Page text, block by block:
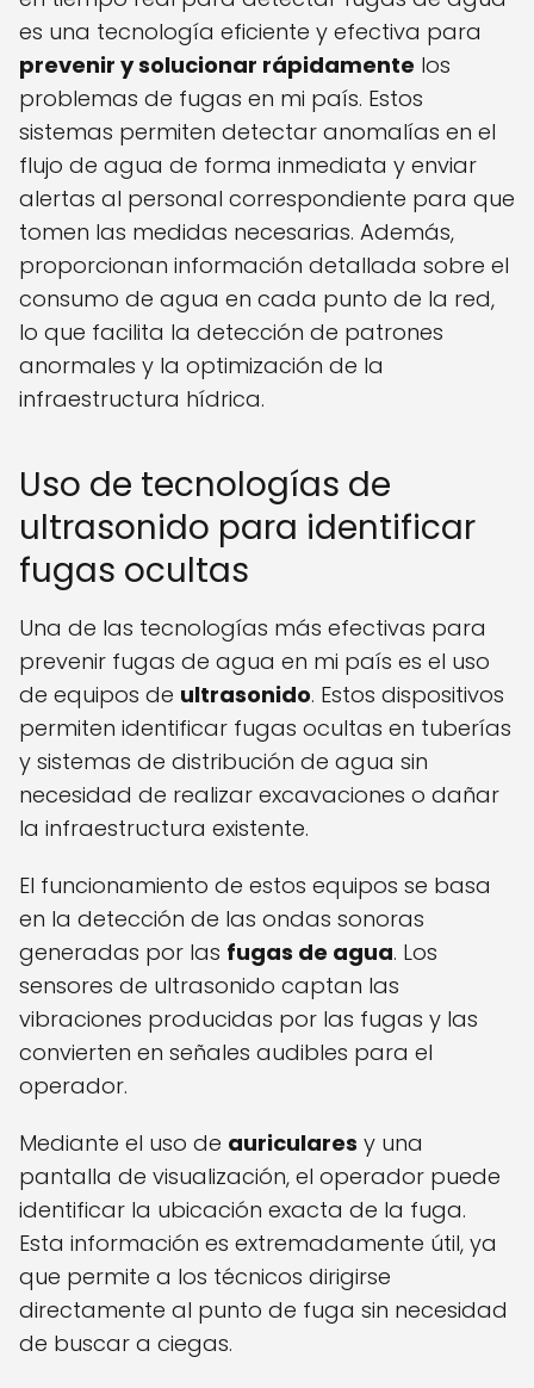
es una tecnología eficiente y efectiva para
prevenir y solucionar rápidamente los
problemas de fugas en mi país. Estos
sistemas permiten detectar anomalías en el
flujo de agua de forma inmediata y enviar
alertas al personal correspondiente para que
tomen las medidas necesarias. Además,
proporcionan información detallada sobre el
consumo de agua en cada punto de la red,
lo que facilita la detección de patrones
anormales y la optimización de la
infraestructura hídrica.
Uso de tecnologías de
ultrasonido para identificar
fugas ocultas
Una de las tecnologías más efectivas para
prevenir fugas de agua en mi país es el uso
de equipos de ultrasonido. Estos dispositivos
permiten identificar fugas ocultas en tuberías
y sistemas de distribución de agua sin
necesidad de realizar excavaciones o dañar
la infraestructura existente.
El funcionamiento de estos equipos se basa
en la detección de las ondas sonoras
generadas por las fugas de agua. Los
sensores de ultrasonido captan las
vibraciones producidas por las fugas y las
convierten en señales audibles para el
operador.
Mediante el uso de auriculares y una
pantalla de visualización, el operador puede
identificar la ubicación exacta de la fuga.
Esta información es extremadamente útil, ya
que permite a los técnicos dirigirse
directamente al punto de fuga sin necesidad
de buscar a ciegas.